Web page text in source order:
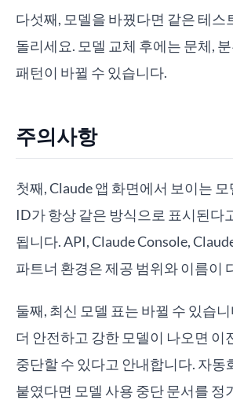
다섯째, 모델을 바꿨다면 같은 테스
돌리세요. 모델 교체 후에는 문체,
패턴이 바뀔 수 있습니다.
주의사항
첫째, Claude 앱 화면에서 보이는
ID가 항상 같은 방식으로 표시된다
됩니다. API, Claude Console,
파트너 환경은 제공 범위와 이름이
둘째, 최신 모델 표는 바뀔 수 있습
더 안전하고 강한 모델이 나오면 이
중단할 수 있다고 안내합니다. 자동
붙였다면 모델 사용 중단 문서를 정